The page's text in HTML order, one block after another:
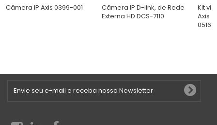
Câmera IP Axis 0399-001
Câmera IP D-link, de Rede
Externa HD DCS-7110
Kit
Axis
0516-